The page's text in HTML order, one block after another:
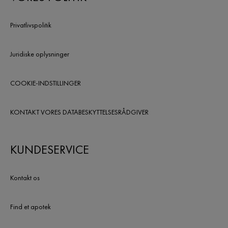
Privatlivspolitik
Juridiske oplysninger
COOKIE-INDSTILLINGER
KONTAKT VORES DATABESKYTTELSESRÅDGIVER
KUNDESERVICE
Kontakt os
Find et apotek